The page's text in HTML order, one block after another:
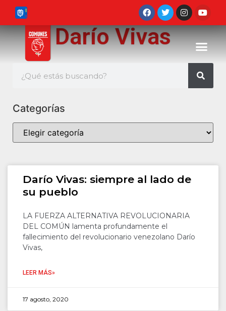
Darío Vivas
Categorías
Darío Vivas: siempre al lado de
su pueblo
LA FUERZA ALTERNATIVA REVOLUCIONARIA
DEL COMÚN lamenta profundamente el
fallecimiento del revolucionario venezolano Darío
Vivas,
LEER MÁS»
17 agosto, 2020